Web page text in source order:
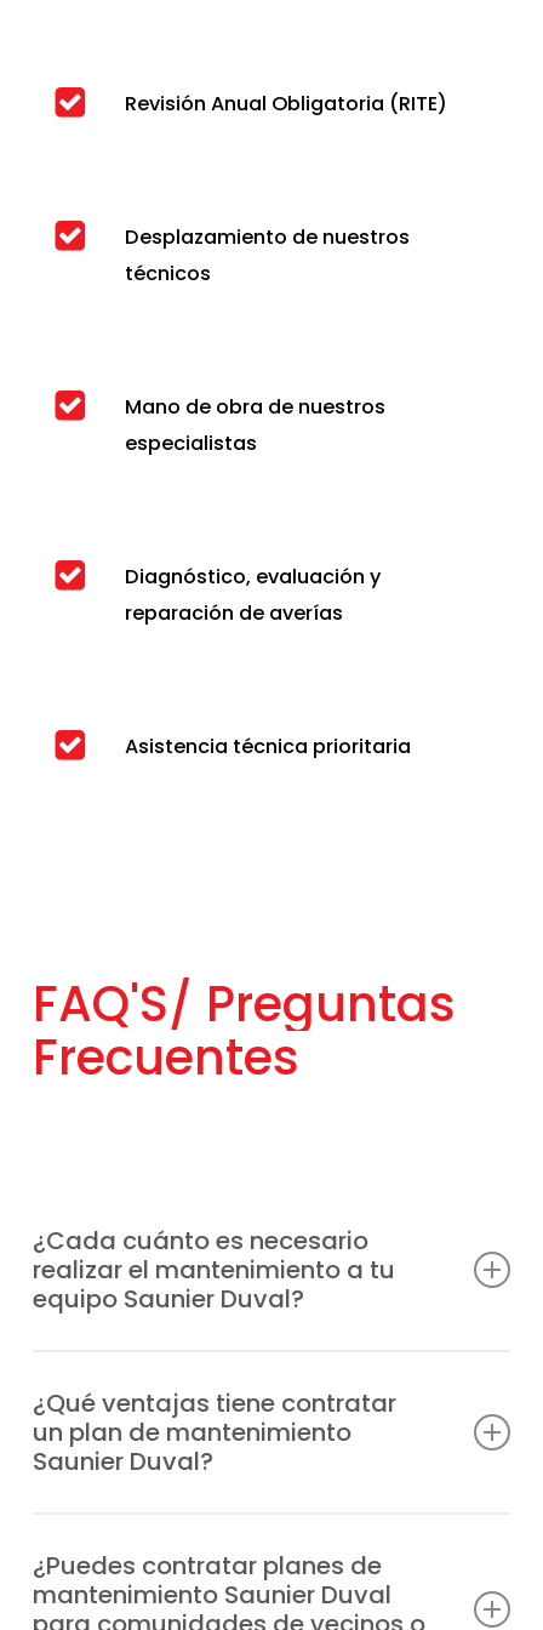
Revisión Anual Obligatoria (RITE)
Desplazamiento de nuestros
técnicos
Mano de obra de nuestros
especialistas
Diagnóstico, evaluación y
reparación de averías
Asistencia técnica prioritaria
FAQ'S/ Preguntas
Frecuentes
¿Cada cuánto es necesario
realizar el mantenimiento a tu
equipo Saunier Duval?
vez al año, aunque la frecuencia puede
depender del uso que reciba el sistema y
de la puesta a punto que desees.
¿Qué ventajas tiene contratar
un plan de mantenimiento
Saunier Duval?
mejor equipo técnico, prolongas la vida útil
del equipo, reduces el gasto de energía y
¿Puedes contratar planes de
mantenimiento Saunier Duval